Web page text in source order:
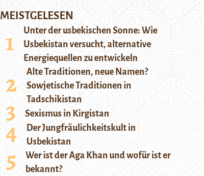
MEISTGELESEN
Unter der usbekischen Sonne: Wie
Usbekistan versucht, alternative
Energiequellen zu entwickeln
Alte Traditionen, neue Namen?
Sowjetische Traditionen in
Tadschikistan
Sexismus in Kirgistan
Der Jungfräulichkeitskult in
Usbekistan
Wer ist der Aga Khan und wofür ist er
bekannt?